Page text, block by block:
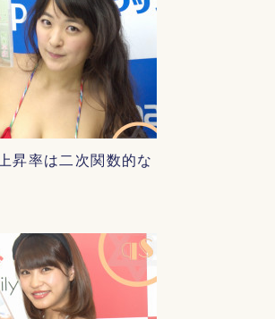
昇率は二次関数的な